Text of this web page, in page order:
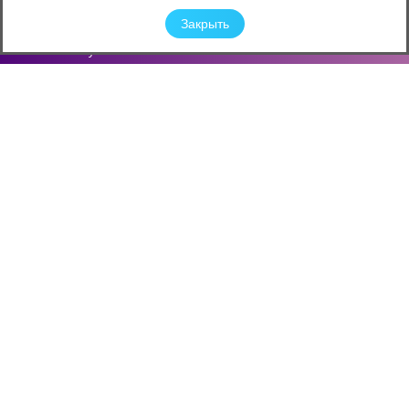
Обучение
Конкурсы и Акции
Закрыть